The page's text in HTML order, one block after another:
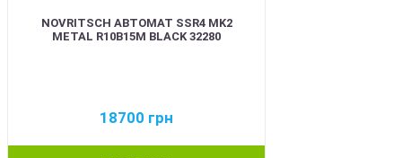
NOVRITSCH АВТОМАТ SSR4 MK2
METAL R10B15M BLACK 32280
18700 грн